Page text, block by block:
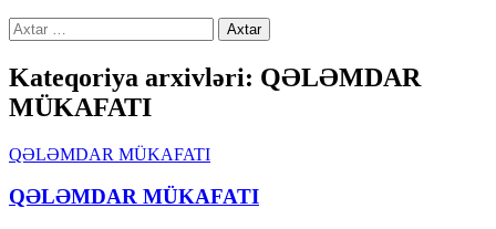
Axtarış:
Kateqoriya arxivləri: QƏLƏMDAR
MÜKAFATI
QƏLƏMDAR MÜKAFATI
QƏLƏMDAR MÜKAFATI